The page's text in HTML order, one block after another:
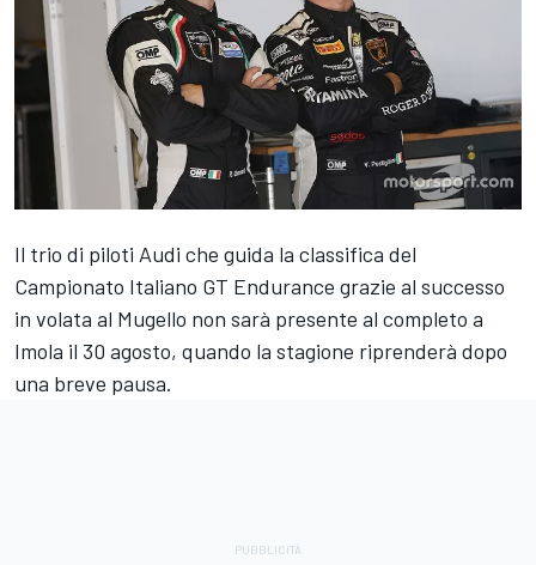
Il trio di piloti Audi che guida la classifica del
Campionato Italiano GT Endurance grazie al successo
in volata al Mugello non sarà presente al completo a
Imola il 30 agosto, quando la stagione riprenderà dopo
una breve pausa.